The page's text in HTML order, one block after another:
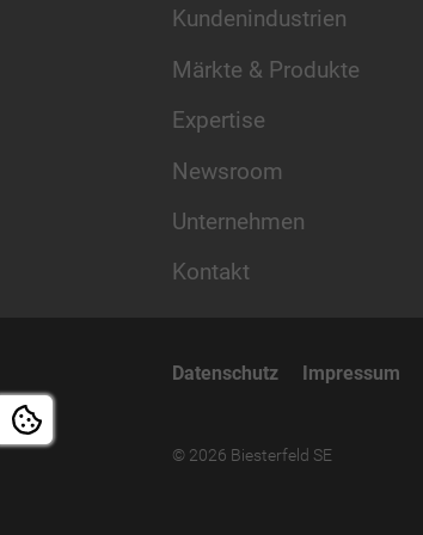
Kundenindustrien
Märkte & Produkte
Expertise
Newsroom
Unternehmen
Kontakt
Datenschutz Impressum
© 2026 Biesterfeld SE